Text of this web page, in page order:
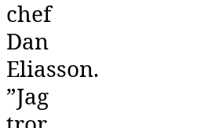
chef
Dan
Eliasson.
”Jag